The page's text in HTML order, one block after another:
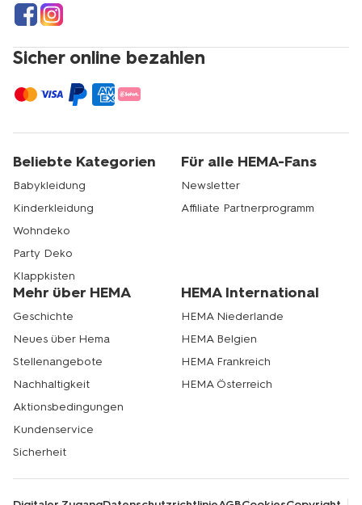
Sicher online bezahlen
Beliebte Kategorien
Babykleidung
Kinderkleidung
Wohndeko
Party Deko
Klappkisten
Für alle HEMA-Fans
Newsletter
Affiliate Partnerprogramm
Mehr über HEMA
Geschichte
Neues über Hema
Stellenangebote
Nachhaltigkeit
Aktionsbedingungen
Kundenservice
Sicherheit
HEMA International
HEMA Niederlande
HEMA Belgien
HEMA Frankreich
HEMA Österreich